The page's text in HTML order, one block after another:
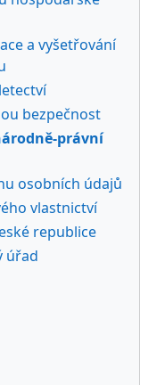
a vyšetřování
bezpečnost
právní
osobních údajů
vlastnictví
republice
úřad